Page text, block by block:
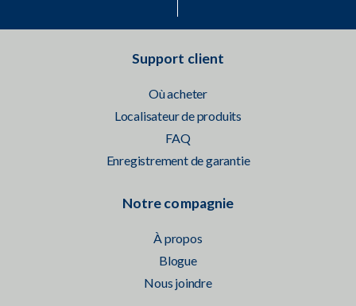
Support client
Où acheter
Localisateur de produits
FAQ
Enregistrement de garantie
Notre compagnie
À propos
Blogue
Nous joindre